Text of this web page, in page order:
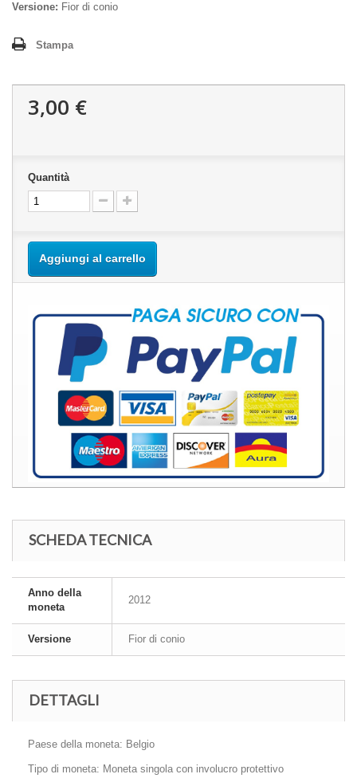
Versione: Fior di conio
Stampa
3,00 €
Quantità
Aggiungi al carrello
SCHEDA TECNICA
Anno della
moneta
2012
Versione Fior di conio
DETTAGLI
Paese della moneta: Belgio
Tipo di moneta: Moneta singola con involucro protettivo